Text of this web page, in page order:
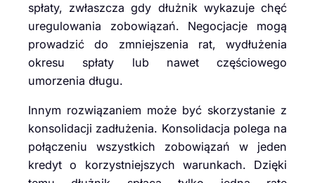
spłaty, zwłaszcza gdy dłużnik wykazuje chęć
uregulowania zobowiązań. Negocjacje mogą
prowadzić do zmniejszenia rat, wydłużenia
okresu spłaty lub nawet częściowego
umorzenia długu.
Innym rozwiązaniem może być skorzystanie z
konsolidacji zadłużenia. Konsolidacja polega na
połączeniu wszystkich zobowiązań w jeden
kredyt o korzystniejszych warunkach. Dzięki